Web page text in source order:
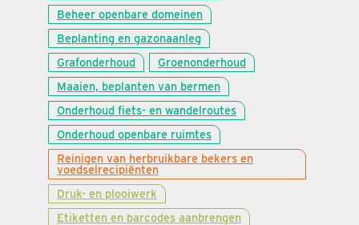
Beheer openbare domeinen
Beplanting en gazonaanleg
Grafonderhoud
Groenonderhoud
Maaien, beplanten van bermen
Onderhoud fiets- en wandelroutes
Onderhoud openbare ruimtes
Reinigen van herbruikbare bekers en
voedselrecipiënten
Druk- en plooiwerk
Etiketten en barcodes aanbrengen